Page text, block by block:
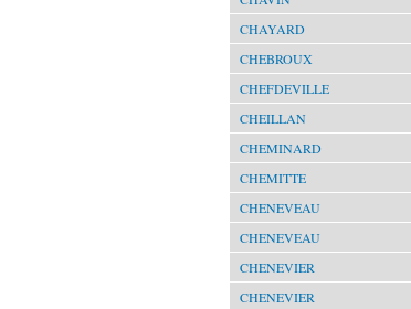
CHAYARD
CHEBROUX
CHEFDEVILLE
CHEILLAN
CHEMINARD
CHEMITTE
CHENEVEAU
CHENEVEAU
CHENEVIER
CHENEVIER